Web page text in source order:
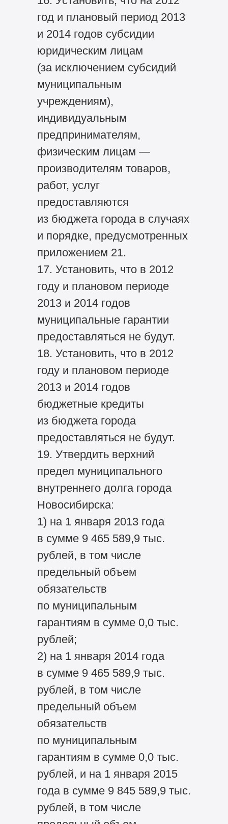
год и плановый период 2013
и 2014 годов субсидии
юридическим лицам
(за исключением субсидий
муниципальным
учреждениям),
индивидуальным
предпринимателям,
физическим лицам —
производителям товаров,
работ, услуг
предоставляются
из бюджета города в случаях
и порядке, предусмотренных
приложением 21.
17. Установить, что в 2012
году и плановом периоде
2013 и 2014 годов
муниципальные гарантии
предоставляться не будут.
18. Установить, что в 2012
году и плановом периоде
2013 и 2014 годов
бюджетные кредиты
из бюджета города
предоставляться не будут.
19. Утвердить верхний
предел муниципального
внутреннего долга города
Новосибирска:
1) на 1 января 2013 года
в сумме 9 465 589,9 тыс.
рублей, в том числе
предельный объем
обязательств
по муниципальным
гарантиям в сумме 0,0 тыс.
рублей;
2) на 1 января 2014 года
в сумме 9 465 589,9 тыс.
рублей, в том числе
предельный объем
обязательств
по муниципальным
гарантиям в сумме 0,0 тыс.
рублей, и на 1 января 2015
года в сумме 9 845 589,9 тыс.
рублей, в том числе